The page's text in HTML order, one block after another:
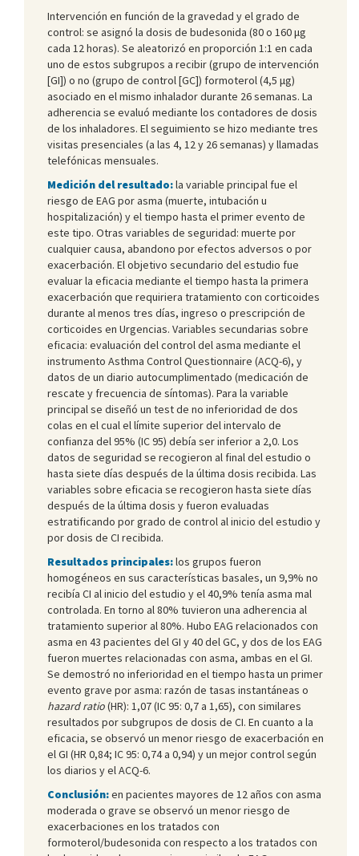
Intervención en función de la gravedad y el grado de
control: se asignó la dosis de budesonida (80 o 160 μg
cada 12 horas). Se aleatorizó en proporción 1:1 en cada
uno de estos subgrupos a recibir (grupo de intervención
[GI]) o no (grupo de control [GC]) formoterol (4,5 μg)
asociado en el mismo inhalador durante 26 semanas. La
adherencia se evaluó mediante los contadores de dosis
de los inhaladores. El seguimiento se hizo mediante tres
visitas presenciales (a las 4, 12 y 26 semanas) y llamadas
telefónicas mensuales.
Medición del resultado:la variable principal fue el
riesgo de EAG por asma (muerte, intubación u
hospitalización) y el tiempo hasta el primer evento de
este tipo. Otras variables de seguridad: muerte por
cualquier causa, abandono por efectos adversos o por
exacerbación. El objetivo secundario del estudio fue
evaluar la eficacia mediante el tiempo hasta la primera
exacerbación que requiriera tratamiento con corticoides
durante al menos tres días, ingreso o prescripción de
corticoides en Urgencias. Variables secundarias sobre
eficacia: evaluación del control del asma mediante el
instrumento Asthma Control Questionnaire (ACQ-6), y
datos de un diario autocumplimentado (medicación de
rescate y frecuencia de síntomas). Para la variable
principal se diseñó un test de no inferioridad de dos
colas en el cual el límite superior del intervalo de
confianza del 95% (IC 95) debía ser inferior a 2,0. Los
datos de seguridad se recogieron al final del estudio o
hasta siete días después de la última dosis recibida. Las
variables sobre eficacia se recogieron hasta siete días
después de la última dosis y fueron evaluadas
estratificando por grado de control al inicio del estudio y
por dosis de CI recibida.
Resultados principales:los grupos fueron
homogéneos en sus características basales, un 9,9% no
recibía CI al inicio del estudio y el 40,9% tenía asma mal
controlada. En torno al 80% tuvieron una adherencia al
tratamiento superior al 80%. Hubo EAG relacionados con
asma en 43 pacientes del GI y 40 del GC, y dos de los EAG
fueron muertes relacionadas con asma, ambas en el GI.
Se demostró no inferioridad en el tiempo hasta un primer
evento grave por asma: razón de tasas instantáneas o
hazard ratio(HR): 1,07 (IC 95: 0,7 a 1,65), con similares
resultados por subgrupos de dosis de CI. En cuanto a la
eficacia, se observó un menor riesgo de exacerbación en
el GI (HR 0,84; IC 95: 0,74 a 0,94) y un mejor control según
los diarios y el ACQ-6.
Conclusión:en pacientes mayores de 12 años con asma
moderada o grave se observó un menor riesgo de
exacerbaciones en los tratados con
formoterol/budesonida con respecto a los tratados con